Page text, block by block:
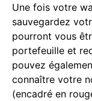
Une fois votre
sauvegardez
pourront vous
portefeuille et
pouvez
connaître votre
(encadré en